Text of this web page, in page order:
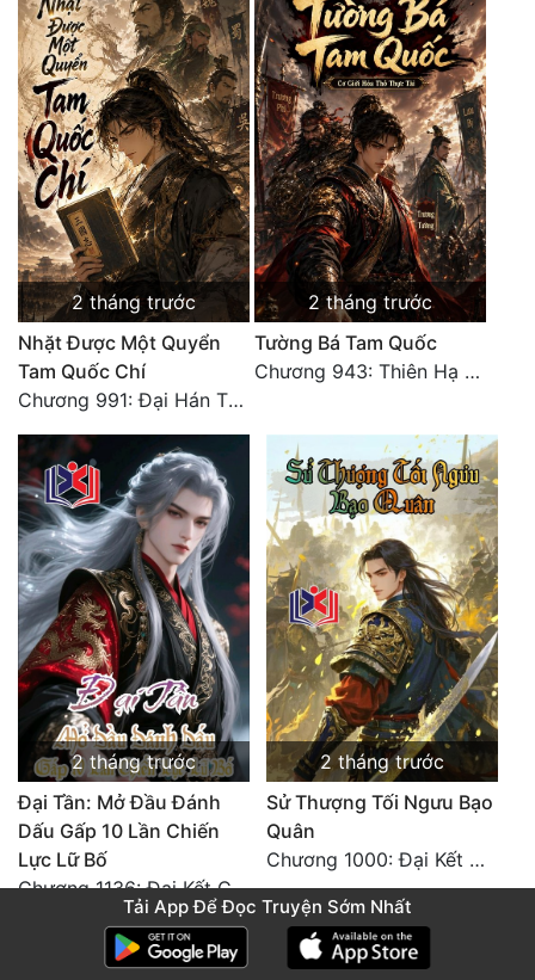
2 tháng trước
Nhặt Được Một Quyển
Tam Quốc Chí
Chương 991: Đại Hán Thiên Thư (Đại Kết Cục)
2 tháng trước
Tường Bá Tam Quốc
Chương 943: Thiên Hạ Quy Nhất, Giấc Mộng Nam Kha [HẾT]
2 tháng trước
Đại Tần: Mở Đầu Đánh
Dấu Gấp 10 Lần Chiến
Lực Lữ Bố
Chương 1136: Đại Kết Cục
2 tháng trước
Sử Thượng Tối Ngưu Bạo
Quân
Chương 1000: Đại Kết Cục!
Tải App Để Đọc Truyện Sớm Nhất